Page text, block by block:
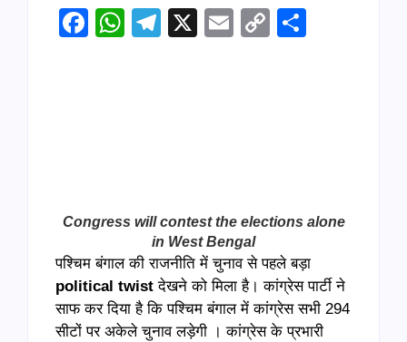
Facebook
WhatsApp
Telegram
X EmailCopy
Congress will contest the elections alone
in West Bengal
पश्चिम बंगाल की राजनीति में चुनाव से पहले बड़ा
political twist देखने को मिला है। कांग्रेस पार्टी ने
साफ कर दिया है कि पश्चिम बंगाल में कांग्रेस सभी 294
सीटों पर अकेले चुनाव लड़ेगी । कांग्रेस के प्रभारी